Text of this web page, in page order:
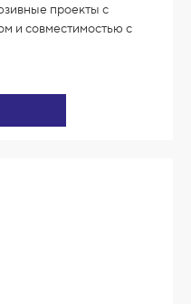
проекты с
и совместимостью с